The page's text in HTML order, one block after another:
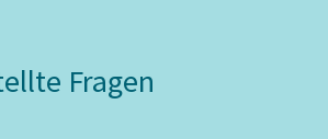
Fragen